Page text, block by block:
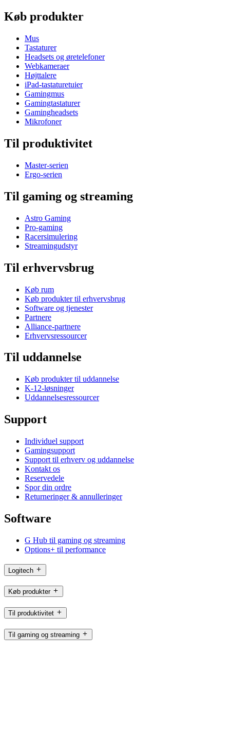
Køb produkter
Mus
Tastaturer
Headsets og øretelefoner
Webkameraer
Højttalere
iPad-tastaturetuier
Gamingmus
Gamingtastaturer
Gamingheadsets
Mikrofoner
Til produktivitet
Master-serien
Ergo-serien
Til gaming og streaming
Astro Gaming
Pro-gaming
Racersimulering
Streamingudstyr
Til erhvervsbrug
Køb rum
Køb produkter til erhvervsbrug
Software og tjenester
Partnere
Alliance-partnere
Erhvervsressourcer
Til uddannelse
Køb produkter til uddannelse
K-12-løsninger
Uddannelsesressourcer
Support
Individuel support
Gamingsupport
Support til erhverv og uddannelse
Kontakt os
Reservedele
Spor din ordre
Returneringer & annulleringer
Software
G Hub til gaming og streaming
Options+ til performance
Logitech
Køb produkter
Til produktivitet
Til gaming og streaming